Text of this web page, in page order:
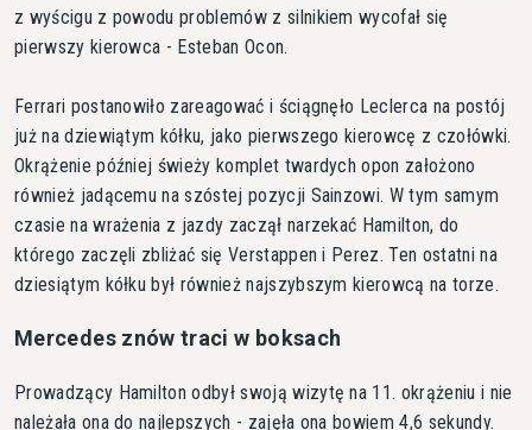
z wyścigu z powodu problemów z silnikiem wycofał się
pierwszy kierowca - Esteban Ocon.
Ferrari postanowiło zareagować i ściągnęło Leclerca na postój
już na dziewiątym kółku, jako pierwszego kierowcę z czołówki.
Okrążenie później świeży komplet twardych opon założono
również jadącemu na szóstej pozycji Sainzowi. W tym samym
czasie na wrażenia z jazdy zaczął narzekać Hamilton, do
którego zaczęli zbliżać się Verstappen i Perez. Ten ostatni na
dziesiątym kółku był również najszybszym kierowcą na torze.
Mercedes znów traci w boksach
Prowadzący Hamilton odbył swoją wizytę na 11. okrążeniu i nie
należała ona do najlepszych - zajęła ona bowiem 4,6 sekundy.